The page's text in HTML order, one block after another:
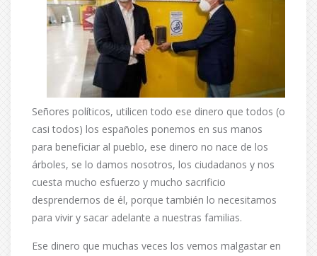
Señores políticos, utilicen todo ese dinero que todos (o
casi todos) los españoles ponemos en sus manos
para beneficiar al pueblo, ese dinero no nace de los
árboles, se lo damos nosotros, los ciudadanos y nos
cuesta mucho esfuerzo y mucho sacrificio
desprendernos de él, porque también lo necesitamos
para vivir y sacar adelante a nuestras familias.
Ese dinero que muchas veces los vemos malgastar en